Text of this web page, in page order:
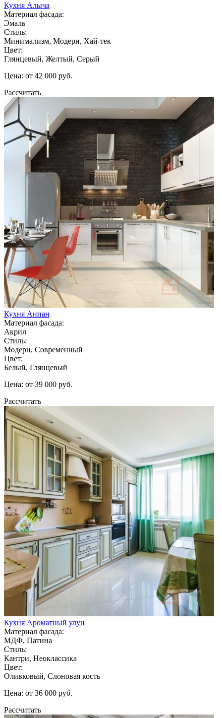
Кухня Алыча
Материал фасада:
Эмаль
Стиль:
Минимализм, Модерн, Хай-тек
Цвет:
Глянцевый, Желтый, Серый
Цена: от 42 000 руб.
Рассчитать
Кухня Анпан
Материал фасада:
Акрил
Стиль:
Модерн, Современный
Цвет:
Белый, Глянцевый
Цена: от 39 000 руб.
Рассчитать
Кухня Ароматный улун
Материал фасада:
МДФ, Патина
Стиль:
Кантри, Неоклассика
Цвет:
Оливковый, Слоновая кость
Цена: от 36 000 руб.
Рассчитать